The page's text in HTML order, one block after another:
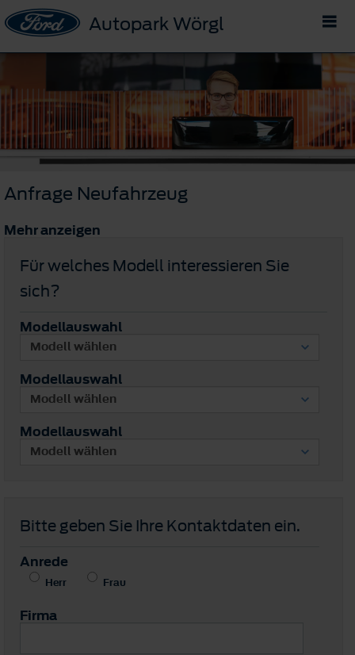
Autopark Wörgl
Anfrage Neufahrzeug
Mehr anzeigen
Für welches Modell interessieren Sie
sich?
Modellauswahl
Modellauswahl
Modellauswahl
Bitte geben Sie Ihre Kontaktdaten ein.
Anrede
Herr Frau
Firma